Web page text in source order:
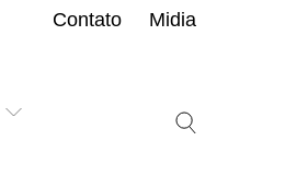
Contato Midia